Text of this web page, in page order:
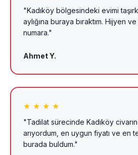
"Kadıköy bölgesindeki evimi
aylığına buraya bıraktım. Hijyen
numara."
Ahmet Y.
★ ★ ★ ★
"Tadilat sürecinde Kadıköy
arıyordum, en uygun fiyatı ve en
burada buldum."